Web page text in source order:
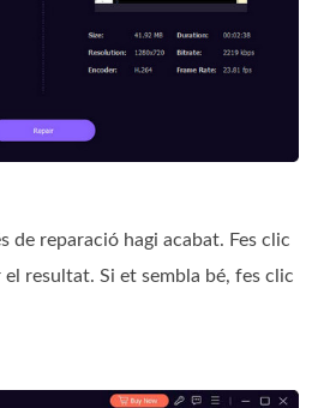
de reparació hagi acabat. Fes clic
resultat. Si et sembla bé, fes clic